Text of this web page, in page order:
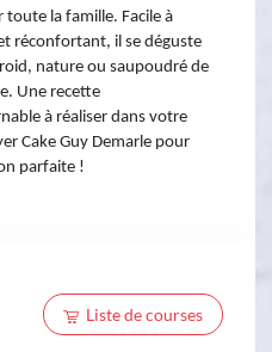
toute la famille. Facile à
réconfortant, il se déguste
nature ou saupoudré de
Une recette
à réaliser dans votre
Cake Guy Demarle pour
parfaite !
Liste de courses